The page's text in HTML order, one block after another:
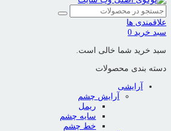
علاقمندی ها
سبد خرید 0
سبد خرید شما خالی است.
دسته بندی محصولات
آرایشی
آرایش چشم
ریمل
سایه چشم
خط چشم